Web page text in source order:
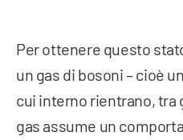
Per ottenere questo
un gas di bosoni – cioè
cui interno rientrano, tra
gas assume un